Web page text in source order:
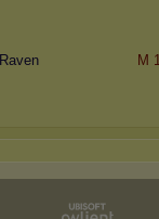
Raven M